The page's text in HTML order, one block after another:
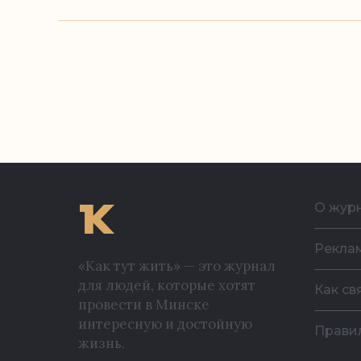
«Как тут жить» — это журнал
для людей, которые хотят
провести в Минске
интересную и достойную
жизнь.
О
Как